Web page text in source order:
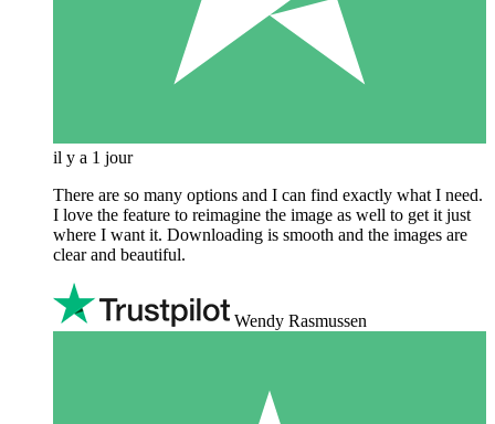
il y a 1 jour
There are so many options and I can find exactly what I need.
I love the feature to reimagine the image as well to get it just
where I want it. Downloading is smooth and the images are
clear and beautiful.
Wendy Rasmussen